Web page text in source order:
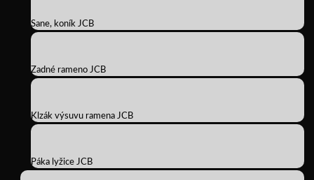
Sane, koník JCB
Zadné rameno JCB
Klzák výsuvu ramena JCB
Páka lyžice JCB